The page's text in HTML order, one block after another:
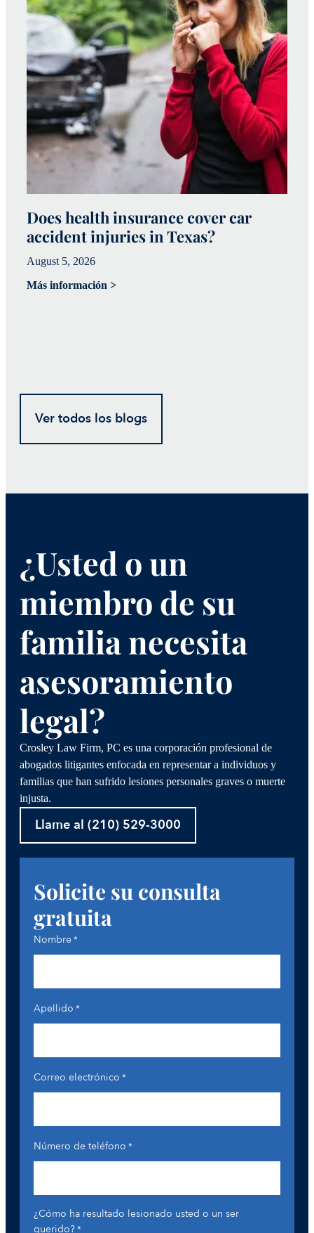
Does health insurance cover car
accident injuries in Texas?
August 5, 2026
Más información >
Ver todos los blogs
¿Usted o un
miembro de su
familia necesita
asesoramiento
legal?
Crosley Law Firm, PC es una corporación profesional de
abogados litigantes enfocada en representar a individuos y
familias que han sufrido lesiones personales graves o muerte
injusta.
Llame al (210) 529-3000
Solicite su consulta
gratuita
Nombre*
Apellido *
Correo electrónico *
Número de teléfono *
¿Cómo ha resultado lesionado usted o un ser
querido?*